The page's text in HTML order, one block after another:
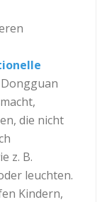
die nicht
z. B.
leuchten.
Kindern,